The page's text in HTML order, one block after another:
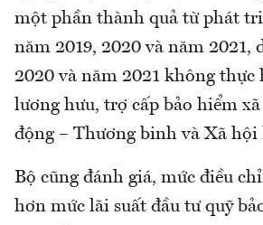
một phần thành quả từ phát
năm 2019, 2020 và năm 2021,
2020 và năm 2021 không thực
lương hưu, trợ cấp bảo hiểm xã
động – Thương binh và Xã hội
Bộ cũng đánh giá, mức điều
hơn mức lãi suất đầu tư quỹ